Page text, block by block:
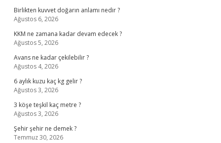
Birlikten kuvvet doğarın anlamı nedir ?
Ağustos 6, 2026
KKM ne zamana kadar devam edecek ?
Ağustos 5, 2026
Avans ne kadar çekilebilir ?
Ağustos 4, 2026
6 aylık kuzu kaç kg gelir ?
Ağustos 3, 2026
3 köşe teşkil kaç metre ?
Ağustos 3, 2026
Şehir şehir ne demek ?
Temmuz 30, 2026